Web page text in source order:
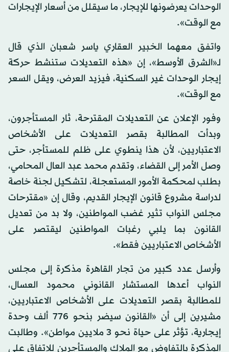
الوحدات يعرضونها للإيجار، ما سيقلل من أسعار الإيجارات
مع الوقت».
واتفق معهما الخبير العقاري ياسر شعبان الذي قال
لـ«الشرق الأوسط»، إن «هذه التعديلات ستنشط حركة
إيجار الوحدات غير السكنية، فيزيد العرض، ويقل السعر
مع الوقت».
وفور الإعلان عن التعديلات المقترحة، ثار المستأجرون،
وبدأت المطالبة بقصر التعديلات على الأشخاص
الاعتباريين، لأن هذا ينطوي على ظلم للمستأجر، حتى
وصل الأمر إلى القضاء، وتقدم محمد عبد العال المحامي،
بطلب لمحكمة الأمور المستعجلة، لتشكيل لجنة خاصة
لدراسة مشروع قانون الإيجار القديم، وقال إن «مقترحات
مجلس النواب تثير غضب المواطنين، ولا بد من تعديل
القانون بما يلبي رغبات المواطنين ليقتصر على
الأشخاص الاعتباريين فقط».
وأرسل عدد كبير من تجار القاهرة مذكرة إلى مجلس
النواب أعدها المستشار القانوني محمود العسال،
للمطالبة بقصر التعديلات على الأشخاص الاعتباريين،
مشيرين إلى أن «القانون سيضر بنحو 776 ألف وحدة
إيجارية، تؤثر على حياة نحو 3 ملايين مواطن». وطالبت
المذكرة بالتفاوض مع الملاك والمستأجرين للاتفاق على